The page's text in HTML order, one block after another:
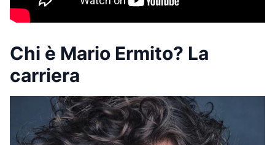
Chi è Mario Ermito? La
carriera